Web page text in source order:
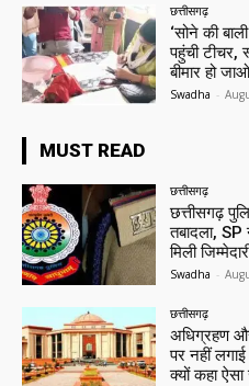
छत्तीसगढ़
‘सोने की
पहुंची टीचर,
बीमार हो
Swadha -
MUST READ
छत्तीसगढ़
छत्तीसगढ़
तबादला,
मिली
Swadha -
छत्तीसगढ़
अधिग्रहण
पर नहीं
क्यों कहा